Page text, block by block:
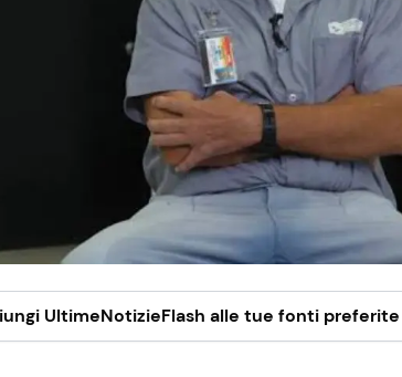
UltimeNotizieFlash alle tue fonti preferite